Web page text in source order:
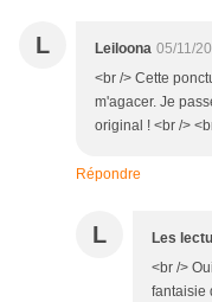
L Leiloona 05/11/
<br /> Cette
m'agacer. Je
original ! <br />
Répondre
L Les
<br />
fantaisie